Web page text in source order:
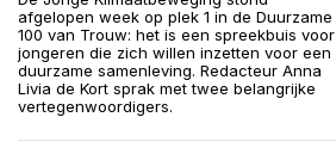
afgelopen week op plek 1 in de Duurzame
100 van Trouw: het is een spreekbuis voor
jongeren die zich willen inzetten voor een
duurzame samenleving. Redacteur Anna
Livia de Kort sprak met twee belangrijke
vertegenwoordigers.